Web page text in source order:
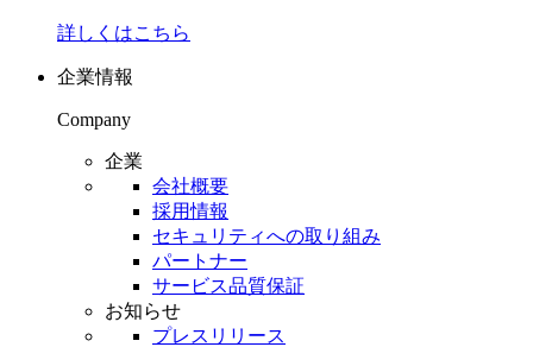
詳しくはこちら
企業情報
Company
企業
会社概要
採用情報
セキュリティへの取り組み
パートナー
サービス品質保証
お知らせ
プレスリリース